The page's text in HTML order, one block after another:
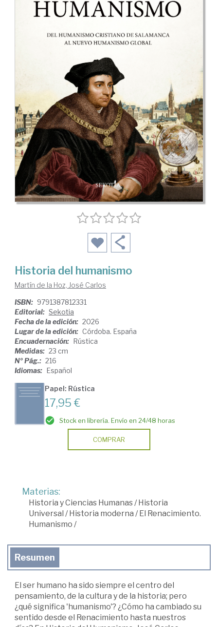
Historia del humanismo
Martín de la Hoz, José Carlos
ISBN: 9791387812331
Editorial: Sekotia
Fecha de la edición: 2026
Lugar de la edición: Córdoba. España
Encuadernación: Rústica
Medidas: 23 cm
Nº Pág.: 216
Idiomas: Español
Papel: Rústica
17,95 €
Stock en librería. Envío en 24/48 horas
COMPRAR
Materias:
Historia y Ciencias Humanas /Historia
Universal /Historia moderna /El Renacimiento.
Humanismo /
Resumen
El ser humano ha sido siempre el centro del
pensamiento, de la cultura y de la historia; pero
¿qué significa 'humanismo'? ¿Cómo ha cambiado su
sentido desde el Renacimiento hasta nuestros